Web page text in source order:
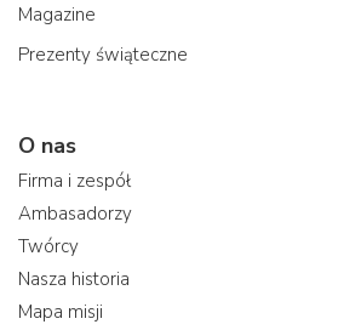
Magazine
Prezenty świąteczne
O nas
Firma i zespół
Ambasadorzy
Twórcy
Nasza historia
Mapa misji